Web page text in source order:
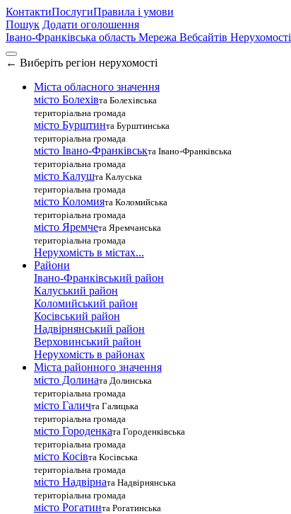
КонтактиПослугиПравила і умови
Пошук Додати оголошення
Івано-Франківська область Мережа Вебсайтів Нерухомості
← Виберіть регіон нерухомості
Міста обласного значення
місто Болехівта Болехівська
територіальна громада
місто Бурштинта Бурштинська
територіальна громада
місто Івано-Франківськта Івано-Франківська
територіальна громада
місто Калушта Калуська
територіальна громада
місто Коломията Коломийська
територіальна громада
місто Яремчета Яремчанська
територіальна громада
Нерухомість в містах...
Райони
Івано-Франківський район
Калуський район
Коломийський район
Косівський район
Надвірнянський район
Верховинський район
Нерухомість в районах
Міста районного значення
місто Долината Долинська
територіальна громада
місто Галичта Галицька
територіальна громада
місто Городенката Городенківська
територіальна громада
місто Косівта Косівська
територіальна громада
місто Надвірната Надвірнянська
територіальна громада
місто Рогатинта Рогатинська